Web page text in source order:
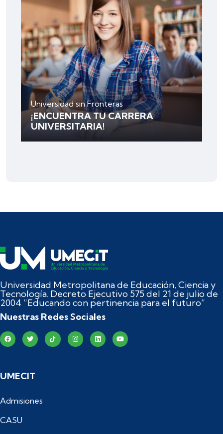
Universidad sin Fronteras
¡ENCUENTRA TU CARRERA
UNIVERSITARIA!
Universidad Metropolitana de Educación, Ciencia y
Tecnología. Decreto Ejecutivo 575 del 21 de julio de
2004 “Educando con pertinencia para el futuro”
Nuestras Redes Sociales
UMECIT
Admisiones
CASU